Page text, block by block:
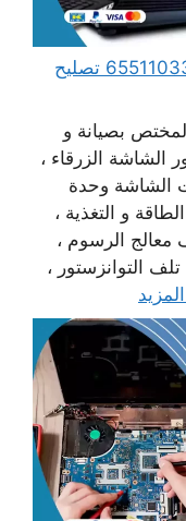
مهندس كمبيوتر العارضية الصناعية 65511033 تصليح
بصيانة و
الشاشة الزرقاء ،
الشاشة وحدة
و التغذية ،
معالج الرسوم ،
التوانزستور ،
المزيد